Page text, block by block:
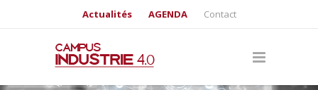
Actualités AGENDA Contact